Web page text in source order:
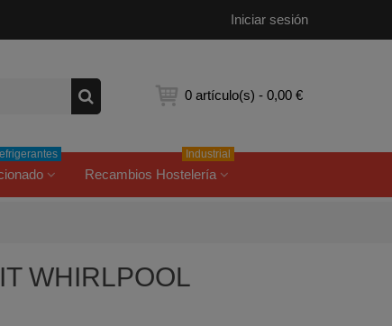
Iniciar sesión
0 artículo(s) - 0,00 €
Recambios Hostelería
Industrial
WHIRLPOOL